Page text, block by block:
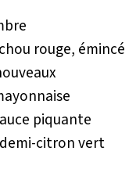
rouge, émincé
piquante
demi-citron vert